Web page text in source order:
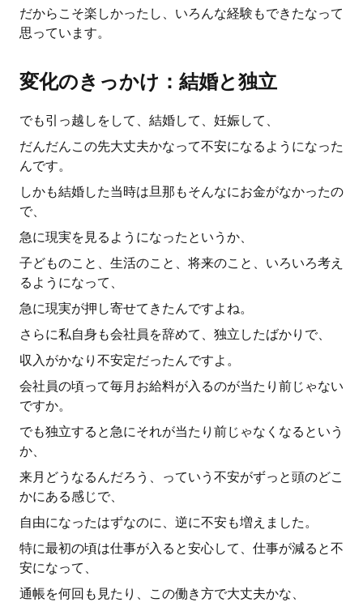
だからこそ楽しかったし、いろんな経験もできたなって
思っています。
変化のきっかけ：結婚と独立
でも引っ越しをして、結婚して、妊娠して、
だんだんこの先大丈夫かなって不安になるようになった
んです。
しかも結婚した当時は旦那もそんなにお金がなかったの
で、
急に現実を見るようになったというか、
子どものこと、生活のこと、将来のこと、いろいろ考え
るようになって、
急に現実が押し寄せてきたんですよね。
さらに私自身も会社員を辞めて、独立したばかりで、
収入がかなり不安定だったんですよ。
会社員の頃って毎月お給料が入るのが当たり前じゃない
ですか。
でも独立すると急にそれが当たり前じゃなくなるという
か、
来月どうなるんだろう、っていう不安がずっと頭のどこ
かにある感じで、
自由になったはずなのに、逆に不安も増えました。
特に最初の頃は仕事が入ると安心して、仕事が減ると不
安になって、
通帳を何回も見たり、この働き方で大丈夫かな、